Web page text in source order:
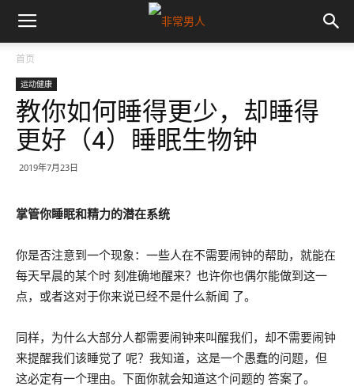
首页
运动健康
教你如何睡得更少，却睡得
更好（4）睡眠生物钟
2019年7月23日
掌管你睡眠和精力的潜在系统
你是否注意到一个现象：一些人在不需要闹钟的帮助，就能在
每天早晨的某个时 刻准确地醒来？也许你也偶尔能做到这一
点，或者这对于你来说已经不是什么新闻 了。
同样，为什么大部分人都需要闹钟来叫醒我们，却不需要闹钟
来提醒我们该睡觉了 呢？我知道，这是一个愚蠢的问题，但
这必定有一个理由。下面你就会知道这个问题的 答案了。